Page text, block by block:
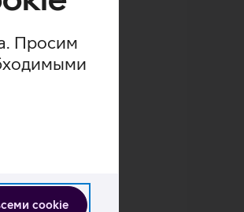
Просим
cookie